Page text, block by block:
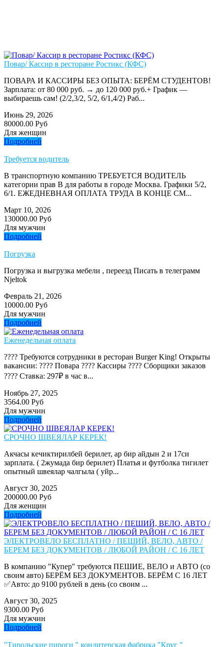
Повар/ Кассир в ресторане Ростикс (КФС)
ПОВАРА И КАССИРЫ БЕЗ ОПЫТА: БЕРЁМ СТУДЕНТОВ!
Зарплата: от 80 000 руб. → до 120 000 руб.+ График —
выбираешь сам! (2/2,3/2, 5/2, 6/1,4/2) Раб...
Июнь 29, 2026
80000.00 Руб
Для женщин
Подробней
Требуется водитель
В транспортную компанию ТРЕБУЕТСЯ ВОДИТЕЛЬ
категории прав В для работы в городе Москва. Графики 5/2,
6/1. ЕЖЕДНЕВНАЯ ОПЛАТА ТРУДА В КОНЦЕ СМ...
Март 10, 2026
130000.00 Руб
Для мужчин
Подробней
Погрузка
Погрузка и выгрузка мебели , переезд Писать в телеграмм
Njeltok
Февраль 21, 2026
10000.00 Руб
Для мужчин
Подробней
Еженедельная оплата
???? Требуются сотрудники в ресторан Burger King! Открыты
вакансии: ???? Повара ???? Кассиры ???? Сборщики заказов
???? Ставка: 297₽ в час в...
Ноябрь 27, 2025
3564.00 Руб
Для мужчин
Подробней
СРОЧНО ШВЕЯЛАР КЕРЕК!
Акчасы кечиктирилбей берилет, ар бир айдын 2 и 17си
зарплата. ( 2жумада бир берилет) Платья и футболка тигилет
опытный швеялар чалгыла ( уйр...
Август 30, 2025
200000.00 Руб
Для женщин
Подробней
ЭЛЕКТРОВЕЛО БЕСПЛАТНО / ПЕШИЙ, ВЕЛО, АВТО /
БЕРЕМ БЕЗ ДОКУМЕНТОВ / ЛЮБОЙ РАЙОН / С 16 ЛЕТ
В компанию "Купер" требуются ПЕШИЕ, ВЕЛО и АВТО (со
своим авто) БЕРЁМ БЕЗ ДОКУМЕНТОВ. БЕРЁМ С 16 ЛЕТ
✅Авто: до 9100 рублей в день (со своим ...
Август 30, 2025
9300.00 Руб
Для мужчин
Подробней
"Тирольские пироги " кондитерская фабрика "Круг "